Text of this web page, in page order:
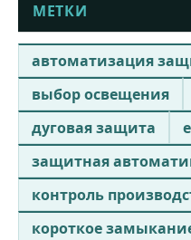
МЕТКИ
автоматизация
выбор освещения
дуговая защита
защитная
контроль
короткое